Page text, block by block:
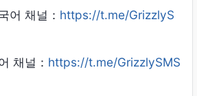
어 채널： https://t.me/GrizzlyS
채널： https://t.me/GrizzlySMS